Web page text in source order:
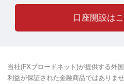
口座開設は
当社(FXブロードネット)が提供する外
利益が保証された金融商品ではありま